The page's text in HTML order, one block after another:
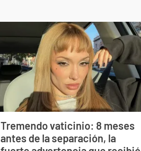
Tremendo vaticinio: 8 meses
antes de la separación, la